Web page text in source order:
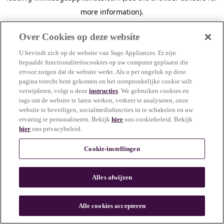
more information).
n
Over Cookies op deze website
U bevindt zich op de website van Sage Appliances. Er zijn
bepaalde functionaliteitscookies op uw computer geplaatst die
ervoor zorgen dat de website werkt. Als u per ongeluk op deze
pagina terecht bent gekomen en het oorspronkelijke cookie wilt
verwijderen, volgt u dezeinstructies. We gebruiken cookies en
tags om de website te laten werken, verkeer te analyseren, onze
website te beveiligen, socialmediafuncties in te schakelen en uw
ervaring te personaliseren. Bekijkhier ons cookiebeleid. Bekijk
hier ons privacybeleid.
Cookie-instellingen
Alles afwijzen
Alle cookies accepteren